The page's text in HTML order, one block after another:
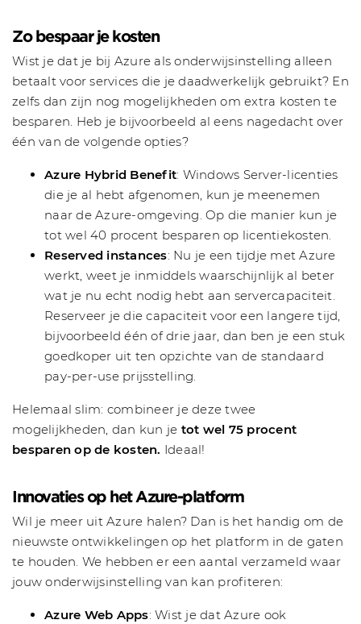
Zo bespaar je kosten
Wist je dat je bij Azure als onderwijsinstelling alleen
betaalt voor services die je daadwerkelijk gebruikt? En
zelfs dan zijn nog mogelijkheden om extra kosten te
besparen. Heb je bijvoorbeeld al eens nagedacht over
één van de volgende opties?
Azure Hybrid Benefit: Windows Server-licenties
die je al hebt afgenomen, kun je meenemen
naar de Azure-omgeving. Op die manier kun je
tot wel 40 procent besparen op licentiekosten.
Reserved instances: Nu je een tijdje met Azure
werkt, weet je inmiddels waarschijnlijk al beter
wat je nu echt nodig hebt aan servercapaciteit.
Reserveer je die capaciteit voor een langere tijd,
bijvoorbeeld één of drie jaar, dan ben je een stuk
goedkoper uit ten opzichte van de standaard
pay-per-use prijsstelling.
Helemaal slim: combineer je deze twee
mogelijkheden, dan kun je tot wel 75 procent
besparen op de kosten. Ideaal!
Innovaties op het Azure-platform
Wil je meer uit Azure halen? Dan is het handig om de
nieuwste ontwikkelingen op het platform in de gaten
te houden. We hebben er een aantal verzameld waar
jouw onderwijsinstelling van kan profiteren:
Azure Web Apps: Wist je dat Azure ook